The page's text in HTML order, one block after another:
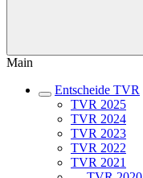
Main
Entscheide TVR
TVR 2025
TVR 2024
TVR 2023
TVR 2022
TVR 2021